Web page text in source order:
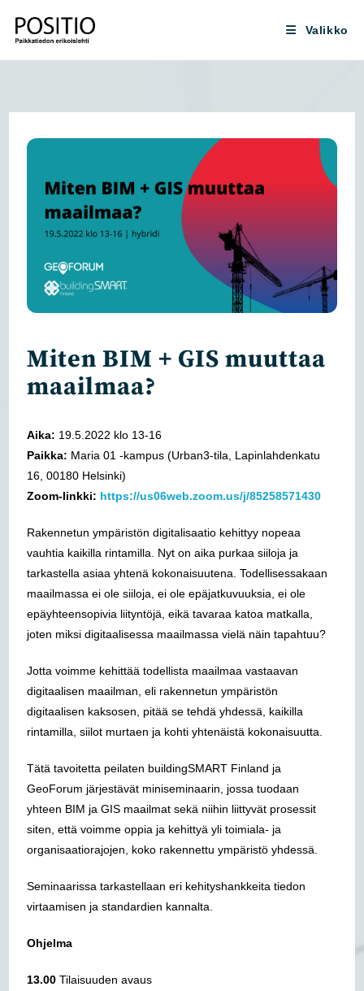
suoraan
sisältöön
Valikko
Miten BIM + GIS muuttaa
maailmaa?
Aika: 19.5.2022 klo 13-16
Paikka: Maria 01 -kampus (Urban3-tila, Lapinlahdenkatu
16, 00180 Helsinki)
Zoom-linkki: https://us06web.zoom.us/j/85258571430
Rakennetun ympäristön digitalisaatio kehittyy nopeaa
vauhtia kaikilla rintamilla. Nyt on aika purkaa siiloja ja
tarkastella asiaa yhtenä kokonaisuutena. Todellisessakaan
maailmassa ei ole siiloja, ei ole epäjatkuvuuksia, ei ole
epäyhteensopivia liityntöjä, eikä tavaraa katoa matkalla,
joten miksi digitaalisessa maailmassa vielä näin tapahtuu?
Jotta voimme kehittää todellista maailmaa vastaavan
digitaalisen maailman, eli rakennetun ympäristön
digitaalisen kaksosen, pitää se tehdä yhdessä, kaikilla
rintamilla, siilot murtaen ja kohti yhtenäistä kokonaisuutta.
Tätä tavoitetta peilaten buildingSMART Finland ja
GeoForum järjestävät miniseminaarin, jossa tuodaan
yhteen BIM ja GIS maailmat sekä niihin liittyvät prosessit
siten, että voimme oppia ja kehittyä yli toimiala- ja
organisaatiorajojen, koko rakennettu ympäristö yhdessä.
Seminaarissa tarkastellaan eri kehityshankkeita tiedon
virtaamisen ja standardien kannalta.
Ohjelma
13.00 Tilaisuuden avaus